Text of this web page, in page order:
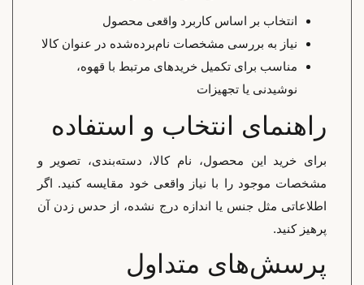
انتخاب بر اساس کاربرد واقعی محصول
نیاز به بررسی مشخصات نام‌برده‌شده در عنوان کالا
مناسب برای تکمیل خریدهای مرتبط با قهوه،
نوشیدنی یا تجهیزات
راهنمای انتخاب و استفاده
برای خرید این محصول، نام کالا، دسته‌بندی، تصویر و
مشخصات موجود را با نیاز واقعی خود مقایسه کنید. اگر
اطلاعاتی مثل جنس یا اندازه درج نشده، از حدس زدن آن
پرهیز کنید.
پرسش‌های متداول